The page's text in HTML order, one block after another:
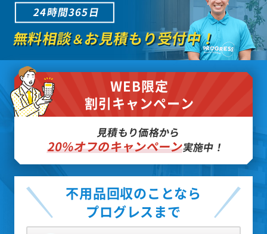
24時間365日
無料相談＆お見積もり受付中！
WEB限定
割引キャンペーン
見積もり価格から
20%オフのキャンペーン実施中！
不用品回収のことなら
プログレスまで